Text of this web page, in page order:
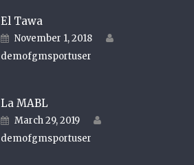
El Tawa
Posted on
November 1, 2018
demofgmsportuser
La MABL
Posted on
March 29, 2019
demofgmsportuser